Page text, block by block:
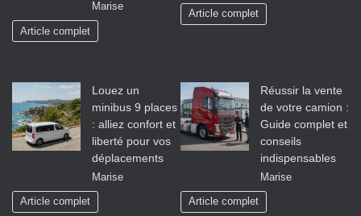
Marise
Article complet
Article complet
Louez un
minibus 9 places
: alliez confort et
liberté pour vos
déplacements
Marise
Article complet
Réussir la vente
de votre camion :
Guide complet et
conseils
indispensables
Marise
Article complet